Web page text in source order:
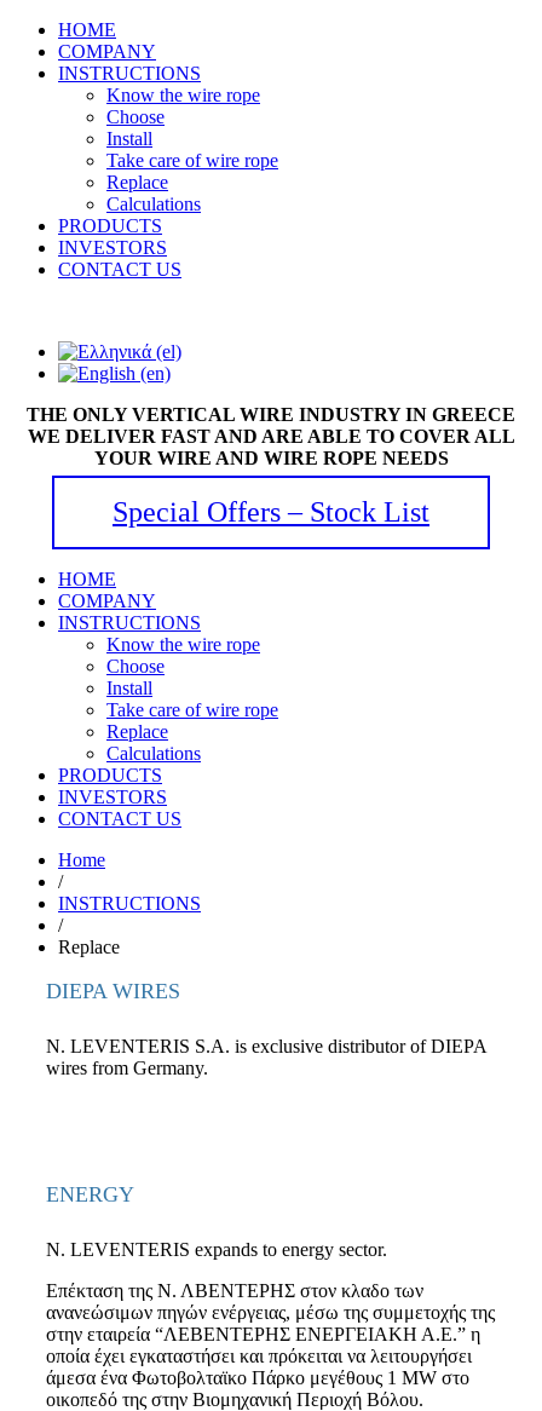
HOME
COMPANY
INSTRUCTIONS
Know the wire rope
Choose
Install
Take care of wire rope
Replace
Calculations
PRODUCTS
INVESTORS
CONTACT US
THE ONLY VERTICAL WIRE INDUSTRY IN GREECE
WE DELIVER FAST AND ARE ABLE TO COVER ALL
YOUR WIRE AND WIRE ROPE NEEDS
Special Offers – Stock List
HOME
COMPANY
INSTRUCTIONS
Know the wire rope
Choose
Install
Take care of wire rope
Replace
Calculations
PRODUCTS
INVESTORS
CONTACT US
Home
/
INSTRUCTIONS
/
Replace
DIEPA WIRES
N. LEVENTERIS S.A. is exclusive distributor of DIEPA
wires from Germany.
ENERGY
N. LEVENTERIS expands to energy sector.
Επέκταση της Ν. ΛΒΕΝΤΕΡΗΣ στον κλαδο των
ανανεώσιμων πηγών ενέργειας, μέσω της συμμετοχής της
στην εταιρεία “ΛΕΒΕΝΤΕΡΗΣ ΕΝΕΡΓΕΙΑΚΗ Α.Ε.” η
οποία έχει εγκαταστήσει και πρόκειται να λειτουργήσει
άμεσα ένα Φωτοβολταϊκο Πάρκο μεγέθους 1 MW στο
οικοπεδό της στην Βιομηχανική Περιοχή Βόλου.